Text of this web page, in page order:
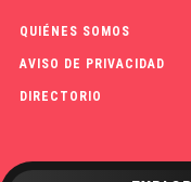
QUIÉNES SOMOS
AVISO DE PRIVACIDAD
DIRECTORIO